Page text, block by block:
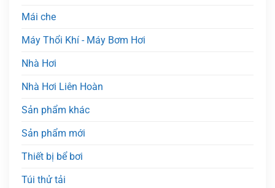
Mái che
Máy Thổi Khí - Máy Bơm Hơi
Nhà Hơi
Nhà Hơi Liên Hoàn
Sản phẩm khác
Sản phẩm mới
Thiết bị bể bơi
Túi thử tải